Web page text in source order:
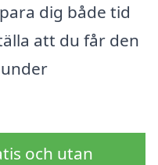
dig både tid
att du får den
och utan